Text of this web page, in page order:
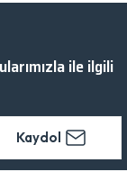
ile ilgili
Kaydol